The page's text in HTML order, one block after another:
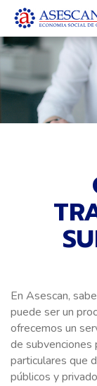
En Asescan,
puede ser un
ofrecemos un
de subvenciones
particulares que
públicos y